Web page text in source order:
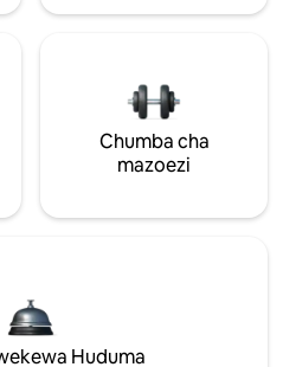
Chumba cha
mazoezi
Huduma